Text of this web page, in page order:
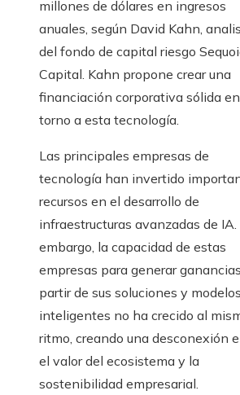
millones de dólares en ingresos
anuales, según David Kahn,
del fondo de capital riesgo
Capital. Kahn propone crear una
financiación corporativa sólida en
torno a esta tecnología.
Las principales empresas de
tecnología han invertido
recursos en el desarrollo de
infraestructuras avanzadas de IA.
embargo, la capacidad de estas
empresas para generar
partir de sus soluciones y modelos
inteligentes no ha crecido al
ritmo, creando una desconexión
el valor del ecosistema y la
sostenibilidad empresarial.